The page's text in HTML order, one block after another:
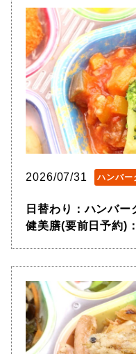
2026/07/31 ハンバー
日替わり：ハンバー
健美膳(要前日予約)